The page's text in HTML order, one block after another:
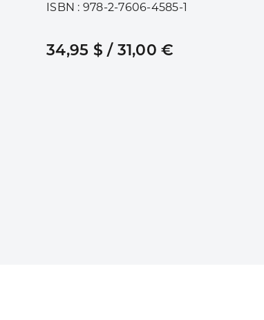
ISBN : 978-2-7606-4585-1
34,95 $ / 31,00 €